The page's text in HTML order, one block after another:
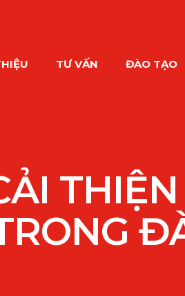
TƯ VẤN ĐÀO TẠO